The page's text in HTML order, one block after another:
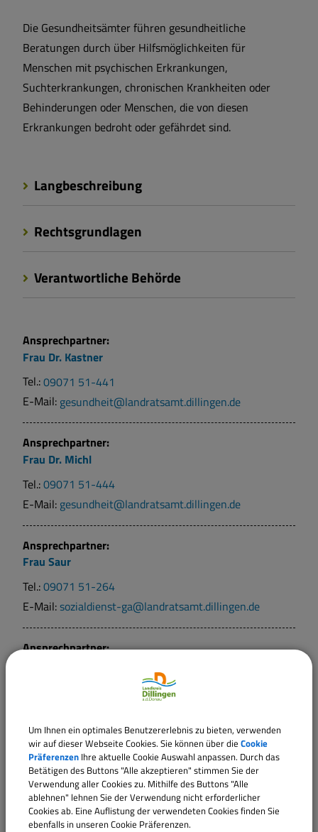
Die Gesundheitsämter führen gesundheitliche
Beratungen durch über Hilfsmöglichkeiten für
Menschen mit psychischen Erkrankungen,
Suchterkrankungen, chronischen Krankheiten oder
Behinderungen oder Menschen, die von diesen
Erkrankungen bedroht oder gefährdet sind.
Langbeschreibung
Rechtsgrundlagen
Verantwortliche Behörde
Ansprechpartner:
Frau Dr. Kastner
Tel.:09071 51-441
E-Mail: gesundheit@landratsamt.dillingen.de
Ansprechpartner:
Frau Dr. Michl
Tel.:09071 51-444
E-Mail: gesundheit@landratsamt.dillingen.de
Ansprechpartner:
Frau Saur
Tel.:09071 51-264
E-Mail:sozialdienst-ga@landratsamt.dillingen.de
Ansprechpartner:
Ansprechpartner:
FrauSenger
Tel.:09071 51-4726
E-Mail:sozialdienst-ga@landratsamt.dillingen.de
Um Ihnen ein optimales Benutzererlebnis zu bieten, verwenden
wir auf dieser Webseite Cookies. Sie können über die Cookie
Präferenzen Ihre aktuelle Cookie Auswahl anpassen. Durch das
Betätigen des Buttons "Alle akzeptieren" stimmen Sie der
Verwendung aller Cookies zu. Mithilfe des Buttons "Alle
ablehnen" lehnen Sie der Verwendung nicht erforderlicher
Cookies ab. Eine Auflistung der verwendeten Cookies finden Sie
ebenfalls in unseren Cookie Präferenzen.